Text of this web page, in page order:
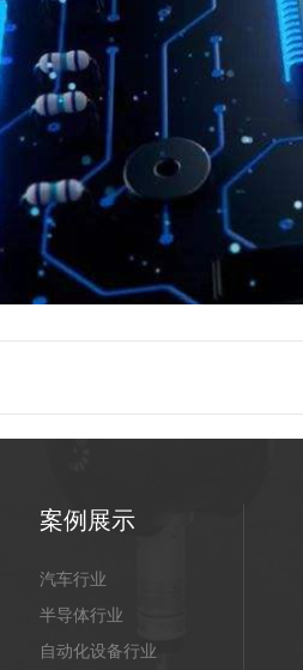
案例展示
汽车行业
半导体行业
自动化设备行业